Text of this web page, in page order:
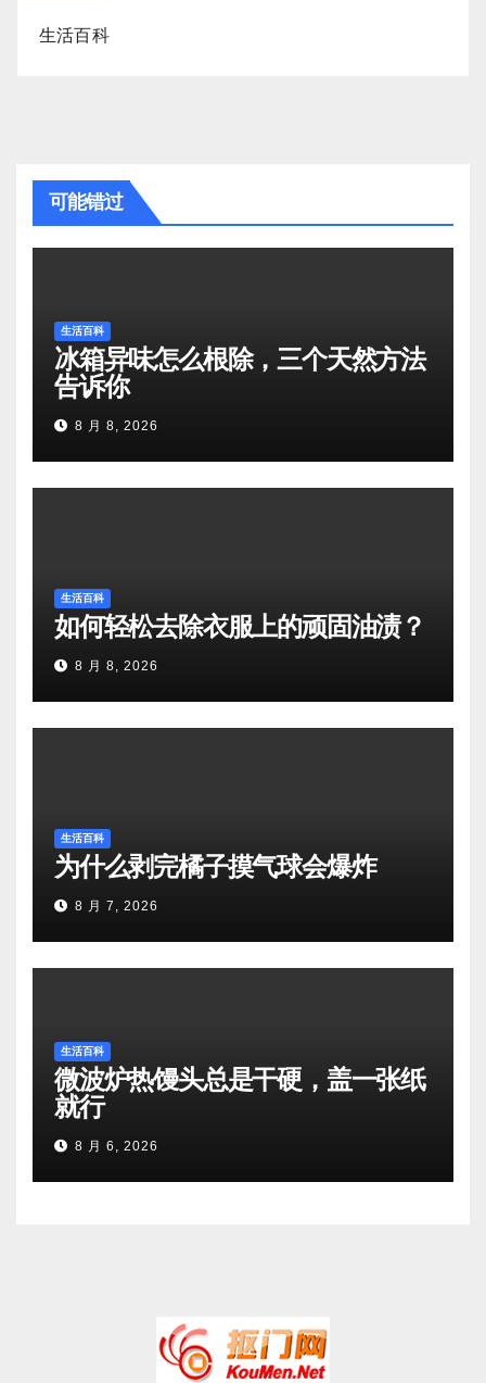
生活百科
可能错过
生活百科
冰箱异味怎么根除，三个天然方法
告诉你
8 月 8, 2026
生活百科
如何轻松去除衣服上的顽固油渍？
8 月 8, 2026
生活百科
为什么剥完橘子摸气球会爆炸
8 月 7, 2026
生活百科
微波炉热馒头总是干硬，盖一张纸
就行
8 月 6, 2026